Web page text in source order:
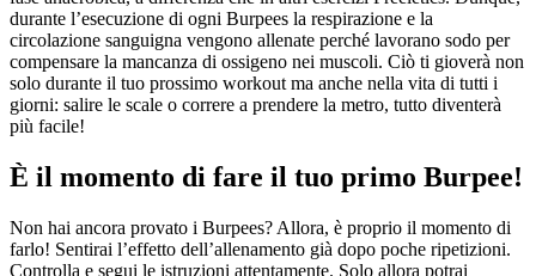
durante l’esecuzione di ogni Burpees la respirazione e la
circolazione sanguigna vengono allenate perché lavorano sodo per
compensare la mancanza di ossigeno nei muscoli. Ciò ti gioverà non
solo durante il tuo prossimo workout ma anche nella vita di tutti i
giorni: salire le scale o correre a prendere la metro, tutto diventerà
più facile!
È il momento di fare il tuo primo Burpee!
Non hai ancora provato i Burpees? Allora, è proprio il momento di
farlo! Sentirai l’effetto dell’allenamento già dopo poche ripetizioni.
Controlla e segui le istruzioni attentamente. Solo allora potrai